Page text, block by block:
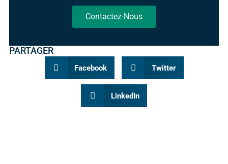
Contactez-Nous
PARTAGER
Facebook Twitter
LinkedIn